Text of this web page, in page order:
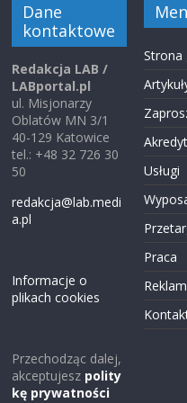
Dane
kontaktowe
Redakcja LAB /
LABportal.pl
ul. Misjonarzy
Oblatów MN 3/1
40-129 Katowice
tel.: +48 32 726 30
50
redakcja@lab.medi
a.pl
Informacje o
plikach cookies
Przechodząc dalej,
akceptujesz polity
kę prywatności
Strona
Usługi
Praca